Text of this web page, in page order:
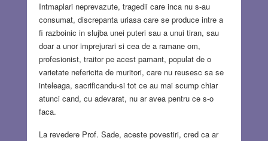
Intmaplari neprevazute, tragedii care inca nu s-au
consumat, discrepanta uriasa care se produce intre a
fi razboinic in slujba unei puteri sau a unui tiran, sau
doar a unor imprejurari si cea de a ramane om,
profesionist, traitor pe acest pamant, populat de o
varietate nefericita de muritori, care nu reusesc sa se
inteleaga, sacrificandu-si tot ce au mai scump chiar
atunci cand, cu adevarat, nu ar avea pentru ce s-o
faca.
La revedere Prof. Sade, aceste povestiri, cred ca ar